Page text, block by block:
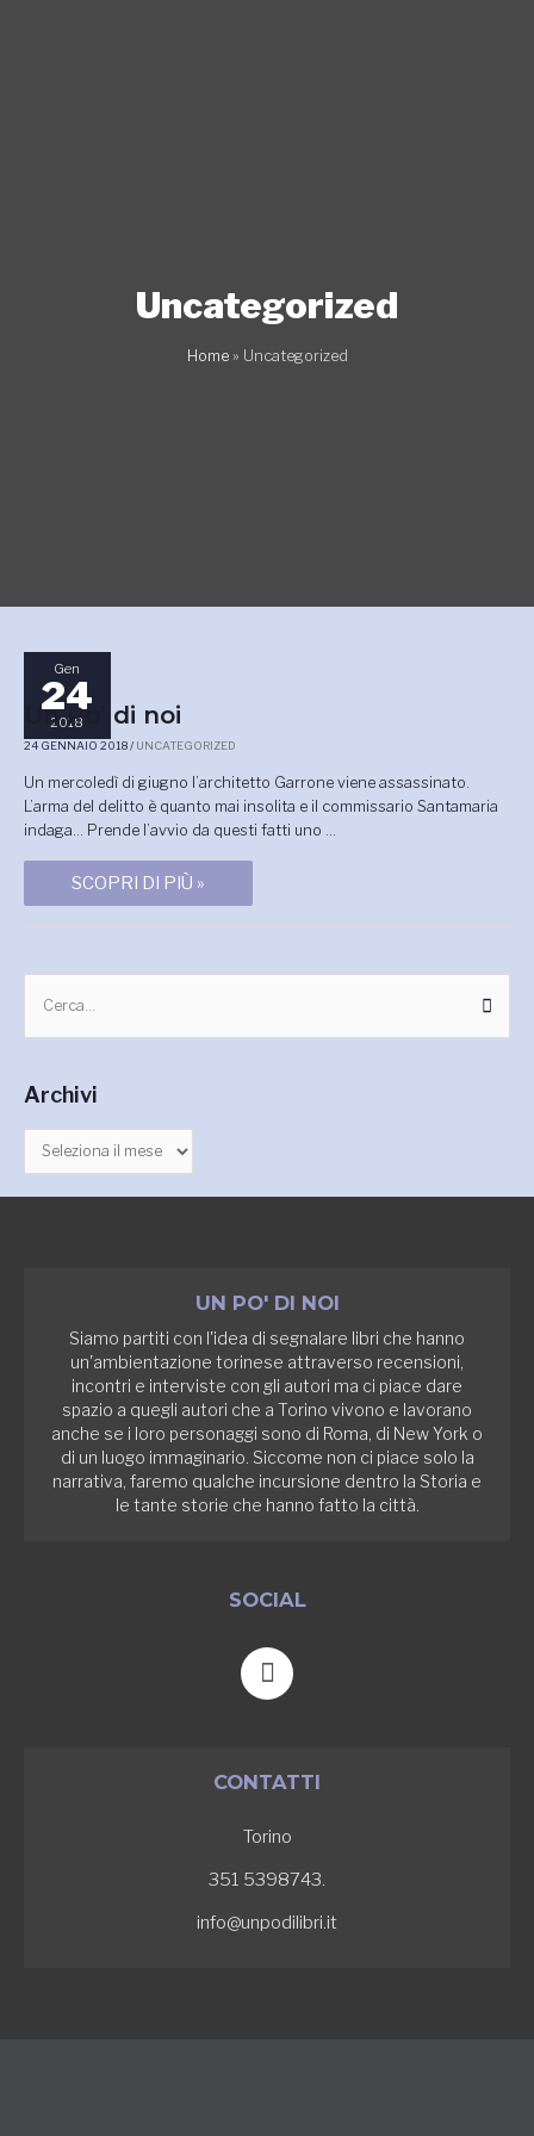
Uncategorized
Home » Uncategorized
Gen
24
2018
Un Po’ di noi
24 GENNAIO 2018/ UNCATEGORIZED
Un mercoledì di giugno l’architetto Garrone viene assassinato.
L’arma del delitto è quanto mai insolita e il commissario Santamaria
indaga… Prende l’avvio da questi fatti uno …
UN
PO’
DI
NOI
SCOPRI DI PIÙ »
e
c
a
Archivi
i
UN PO' DI NOI
Siamo partiti con l'idea di segnalare libri che hanno
un'ambientazione torinese attraverso recensioni,
incontri e interviste con gli autori ma ci piace dare
spazio a quegli autori che a Torino vivono e lavorano
anche se i loro personaggi sono di Roma, di New York o
di un luogo immaginario. Siccome non ci piace solo la
narrativa, faremo qualche incursione dentro la Storia e
le tante storie che hanno fatto la città.
SOCIAL
F
a
o
k
-
f
CONTATTI
Torino
351 5398743.
info@unpodilibri.it